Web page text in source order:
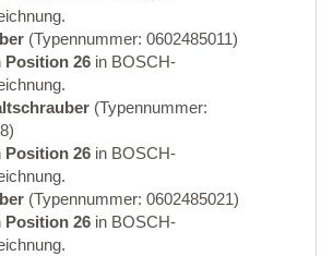
(Typennummer: 0602485011)
Position 26 in BOSCH-
(Typennummer:
Position 26 in BOSCH-
(Typennummer: 0602485021)
Position 26 in BOSCH-